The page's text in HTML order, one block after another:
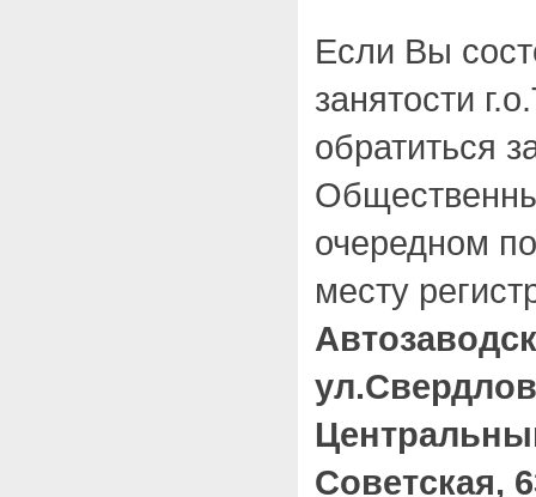
Если Вы
занятости
обратиться
очередном
месту
Советская,